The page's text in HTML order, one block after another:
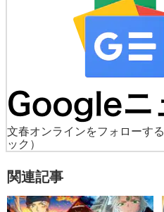
文春オンラインをフォローする
ック）
関連記事